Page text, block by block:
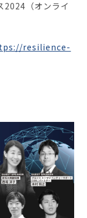
2024（オンライ
resilience-